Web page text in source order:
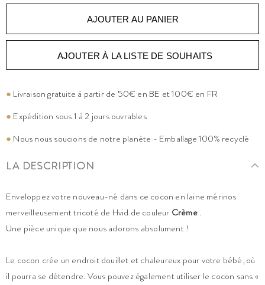
AJOUTER À LA LISTE DE SOUHAITS
● Livraison gratuite à partir de 50€ en BE et 100€ en FR
● Expédition sous 1 à 2 jours ouvrables
● Nous nous soucions de notre planète - Emballage 100% recyclé
LA DESCRIPTION
Enveloppez votre nouveau-né dans ce cocon en laine mérinos
merveilleusement tricoté de Hvid de couleur Crème.
Une pièce unique que nous adorons absolument !
Le cocon crée un endroit douillet et chaleureux pour votre bébé, où
il pourra se détendre. Vous pouvez également utiliser le cocon sans «